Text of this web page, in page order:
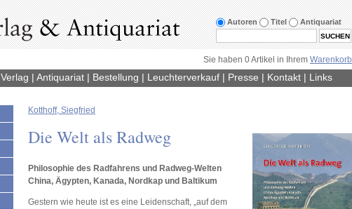
Autoren Titel Antiquariat
Sie haben 0 Artikel in Ihrem Warenkorb
Verlag | Antiquariat| Bestellung | Leuchterverkauf| Presse | Kontakt| Links
Kotthoff, Siegfried
Die Welt als Radweg
Philosophie des Radfahrens und Radweg-Welten
China, Ägypten, Kanada, Nordkap und Baltikum
Gestern wie heute ist es eine Leidenschaft, „auf dem